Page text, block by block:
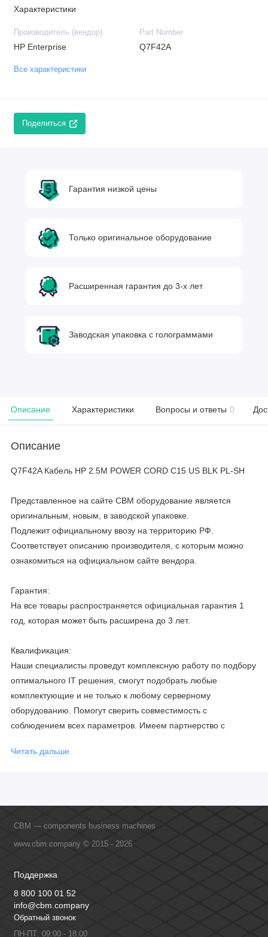
Характеристики
Производитель (вендор)
HP Enterprise
Part Number
Q7F42A
Все характеристики
Поделиться
Гарантия низкой цены
Только оригинальное оборудование
Расширенная гарантия до 3-х лет
Заводская упаковка с голограммами
Описание Характеристики Вопросы и ответы 0
Описание
Q7F42A Кабель HP 2.5M POWER CORD C15 US BLK PL-SH
Представленное на сайте CBM оборудование является
оригинальным, новым, в заводской упаковке.
Подлежит официальному ввозу на территорию РФ.
Соответствует описанию производителя, с которым можно
ознакомиться на официальном сайте вендора.
Гарантия:
На все товары распространяется официальная гарантия 1
год, которая может быть расширена до 3 лет.
Квалификация:
Наши специалисты проведут комплексную работу по подбору
оптимального IT решения, смогут подобрать любые
комплектующие и не только к любому серверному
оборудованию. Помогут сверить совместимость с
соблюдением всех параметров. Имеем партнерство с
обучение сотрудников, что позволяет исключить ошибки даже
Читать дальше
CBM — components business machines
www.cbm.company © 2015 - 2026
Поддержка
8 800 100 01 52
info@cbm.company
Обратный звонок
ПН-ПТ: 09:00 - 18:00